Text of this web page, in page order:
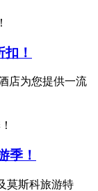
！
店为您提供一流
季！
莫斯科旅游特